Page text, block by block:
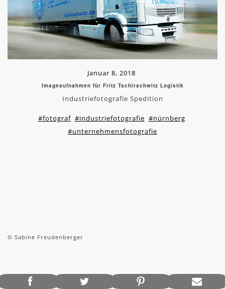
Januar 8, 2018
Imageaufnahmen für Fritz Tschirschwitz Logistik
Industriefotografie Spedition
#fotograf #industriefotografie #nürnberg
#unternehmensfotografie
© Sabine Freudenberger